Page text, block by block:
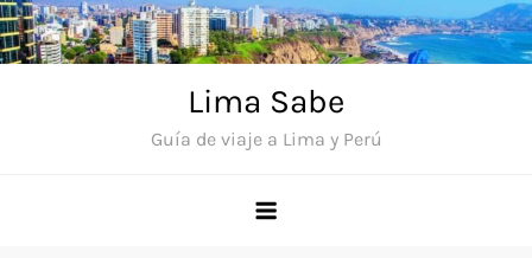
Saltar
al
Lima Sabe
Guía de viaje a Lima y Perú